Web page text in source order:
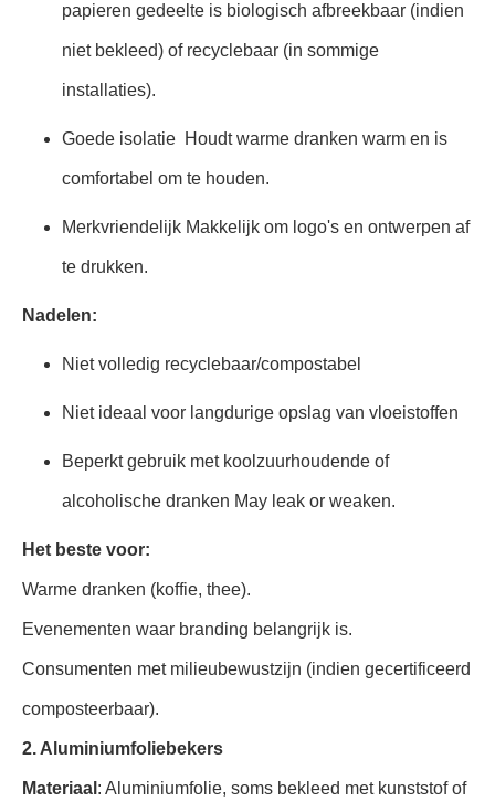
papieren gedeelte is biologisch afbreekbaar (indien
niet bekleed) of recyclebaar (in sommige
installaties).
Goede isolatie ️ Houdt warme dranken warm en is
comfortabel om te houden.
Merkvriendelijk Makkelijk om logo's en ontwerpen af
te drukken.
Nadelen:
Niet volledig recyclebaar/compostabel
Niet ideaal voor langdurige opslag van vloeistoffen
Beperkt gebruik met koolzuurhoudende of
alcoholische dranken May leak or weaken.
Het beste voor:
Warme dranken (koffie, thee).
Evenementen waar branding belangrijk is.
Consumenten met milieubewustzijn (indien gecertificeerd
composteerbaar).
2. Aluminiumfoliebekers
Materiaal : Aluminiumfolie, soms bekleed met kunststof of